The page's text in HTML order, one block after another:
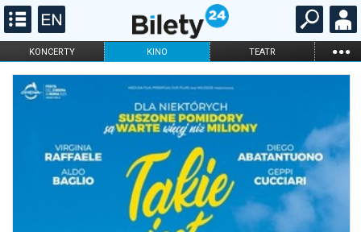
KONCERTY KINO TEATR ...
FILHARMONIA OPERA I BALET
DLA DZIECI
ONLINE